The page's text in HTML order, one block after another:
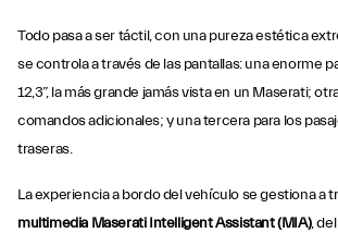
Todo pasa a ser táctil, con una pureza estética
se controla a través de las pantallas: una enorme
12,3”, la más grande jamás vista en un Maserati;
comandos adicionales; y una tercera para los
traseras.
La experiencia a bordo del vehículo se gestiona a
multimedia Maserati Intelligent Assistant (MIA),